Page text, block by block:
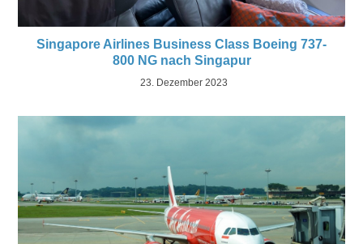
Singapore Airlines Business Class Boeing 737-
800 NG nach Singapur
23. Dezember 2023